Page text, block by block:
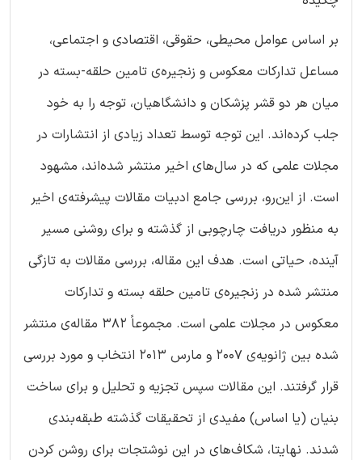
بر اساس عوامل محیطی، حقوقی، اقتصادی و اجتماعی،
مساعل تدارکات معکوس و زنجیره‌ی تامین حلقه-بسته در
میان هر دو قشر پزشکان و دانشگاهیان، توجه را به خود
جلب کرده‌اند. این توجه توسط تعداد زیادی از انتشارات در
مجلات علمی که در سال‌های اخیر منتشر شده‌اند، مشهود
است. از این‌رو، بررسی جامع ادبیات مقالات پیشرفته‌ی اخیر
به منظور دریافت چارچوبی از گذشته و برای روشنی مسیر
آینده، حیاتی است. هدف این مقاله، بررسی مقالات به تازگی
منتشر شده در زنجیره‌ی تامین حلقه بسته و تدارکات
معکوس در مجلات علمی است. مجموعاً ۳۸۲ مقاله‌ی منتشر
شده بین ژانویه‌ی ۲۰۰۷ و مارس ۲۰۱۳ انتخاب و مورد بررسی
قرار گرفتند. این مقالات سپس تجزیه و تحلیل و برای ساخت
بنیان (یا اساس) مفیدی از تحقیقات گذشته طبقه‌بندی
شدند. نهایتا، شکاف‌های در این نوشتجات برای روشن کردن